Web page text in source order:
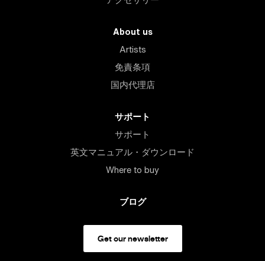
About us
Artists
免責条項
国内代理店
サポート
サポート
英文マニュアル・ダウンロード
Where to buy
ブログ
Get our newsletter